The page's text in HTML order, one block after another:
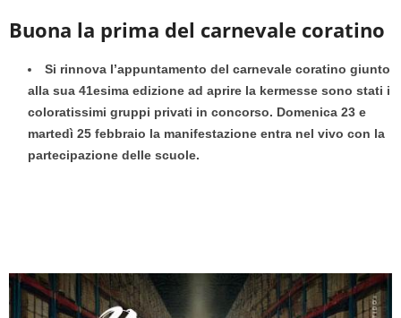
Buona la prima del carnevale coratino
Si rinnova l’appuntamento del carnevale coratino giunto
alla sua 41esima edizione ad aprire la kermesse sono stati i
coloratissimi gruppi privati in concorso. Domenica 23 e
martedì 25 febbraio la manifestazione entra nel vivo con la
partecipazione delle scuole.